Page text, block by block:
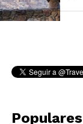
Populares